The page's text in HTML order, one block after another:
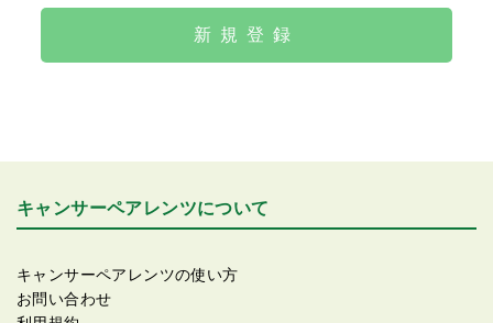
新規登録
キャンサーペアレンツについて
キャンサーペアレンツの使い方
お問い合わせ